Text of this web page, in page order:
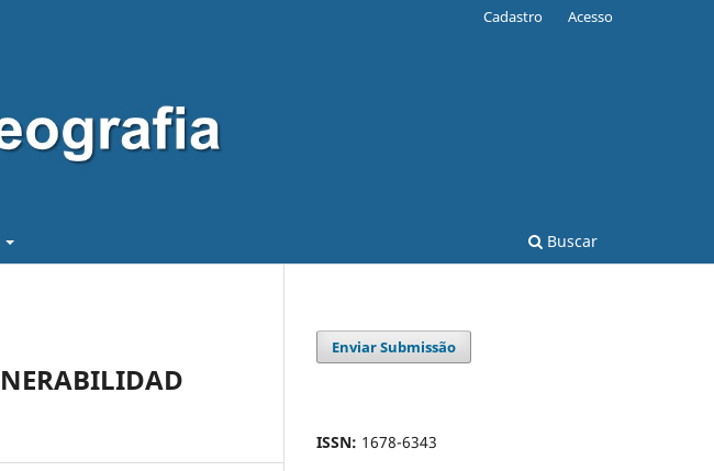
Buscar
Cadastro Acesso
Enviar Submissão
ISSN: 1678-6343